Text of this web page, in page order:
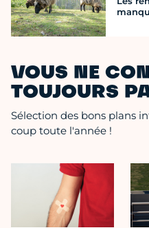
VOUS NE
TOUJOURS
Sélection des bons plans
coup toute l'année !